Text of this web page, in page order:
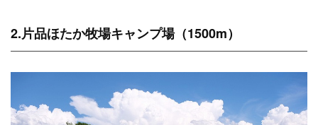
2.片品ほたか牧場キャンプ場（1500m）